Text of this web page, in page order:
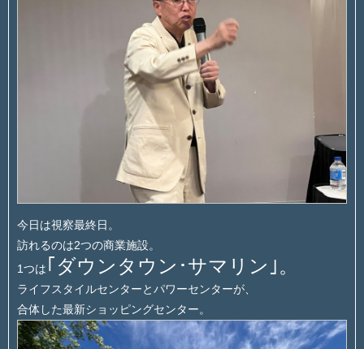
今日は視察最終日。
訪れるのは2つの商業施設。
1つは ｢ダウンタウン･サマリン｣。
ライフスタイルセンターとパワーセンターが、
合体した最新ショッピングセンター。